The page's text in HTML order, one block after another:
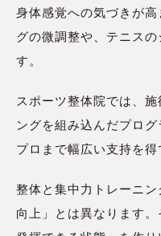
身体感覚への気づきが
グの微調整や、テニス
す。
スポーツ整体院では、
ングを組み込んだプロ
プロまで幅広い支持を得
整体と集中力トレーニ
向上」とは異なります